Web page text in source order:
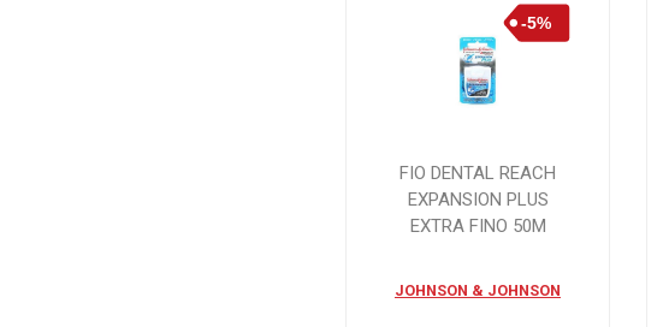
FIO DENTAL REACH
EXPANSION PLUS
EXTRA FINO 50M
JOHNSON & JOHNSON